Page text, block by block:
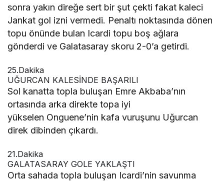
sonra yakın direğe sert bir şut çekti fakat kaleci
Jankat gol izni vermedi. Penaltı noktasında dönen
topu önünde bulan Icardi topu boş ağlara
gönderdi ve Galatasaray skoru 2-0’a getirdi.
25.Dakika
UĞURCAN KALESİNDE BAŞARILI
Sol kanatta topla buluşan Emre Akbaba’nın
ortasında arka direkte topa iyi
yükselen Onguene’nin kafa vuruşunu Uğurcan
direk dibinden çıkardı.
21.Dakika
GALATASARAY GOLE YAKLAŞTI
Orta sahada topla buluşan Icardi’nin savunma